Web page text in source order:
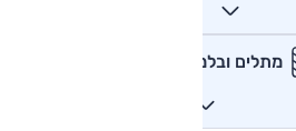
מתלים ובלמים